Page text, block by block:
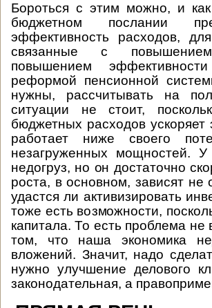
Бороться с этим можно, и
бюджетном послании
эффективность расходов,
связанные с повышением
повышением
реформой пенсионной
нужны, рассчитывать на
ситуации не стоит,
бюджетных расходов ускоряет
работает ниже своего
незагруженных мощностей.
недогруз, но он достаточно
роста, в основном, зависят не
удастся ли активизировать
тоже есть возможности,
капитала. То есть проблема не
том, что наша экономика
вложений. Значит, надо
нужно улучшение делового
законодательная, а